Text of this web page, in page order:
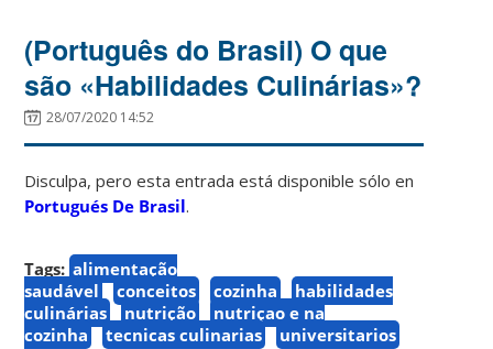
(Português do Brasil) O que
são «Habilidades Culinárias»?
28/07/2020 14:52
Disculpa, pero esta entrada está disponible sólo en
Portugués De Brasil.
Tags: alimentação
saudável
conceitos cozinha
habilidades
culinárias
nutrição
nutriçao e na
cozinha
tecnicas culinarias universitarios